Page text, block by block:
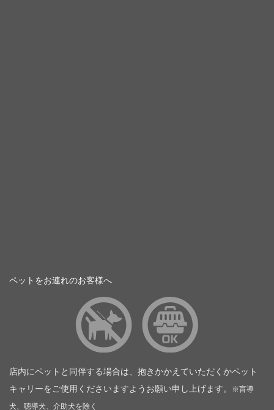
ペットをお連れのお客様へ
店内にペットと同伴する場合は、抱きかかえていただくかペット
キャリーをご使用くださいますようお願い申し上げます。
※盲導
犬、聴導犬、介助犬を除く